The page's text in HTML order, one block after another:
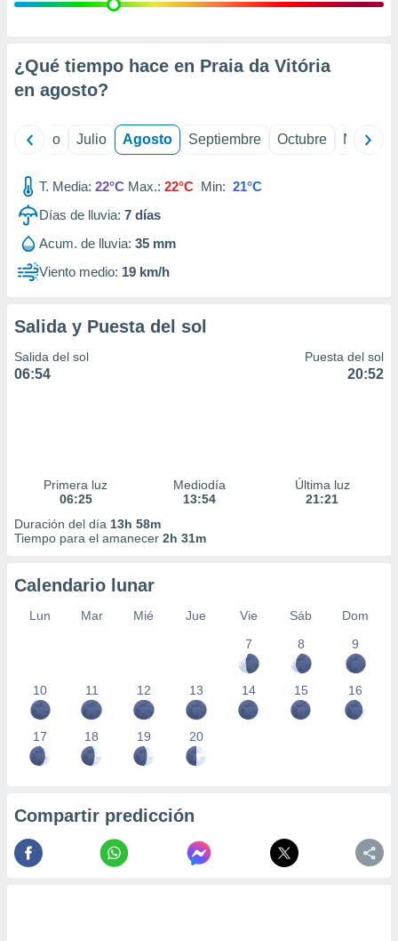
e
mediante
de
1199
¿Qué tiempo hace en Praia da Vitória
en agosto?
Junio Julio Agosto Septiembre Octubre
T. Media: 22°C Max.: 22°C Min: 21°C
Días de lluvia: 7 días
Acum. de lluvia: 35 mm
Viento medio: 19 km/h
Salida y Puesta del sol
Salida del sol
06:54
Puesta del sol
20:52
Primera luz
06:25
Mediodía
13:54
Última luz
21:21
Duración del día 13h 58m
Tiempo para el amanecer 2h 31m
Calendario lunar
Lun Mar Mié Jue Vie Sáb
Dom
7
8 9
10 11 12 13 14 15 16
17 18 19 20
Compartir predicción